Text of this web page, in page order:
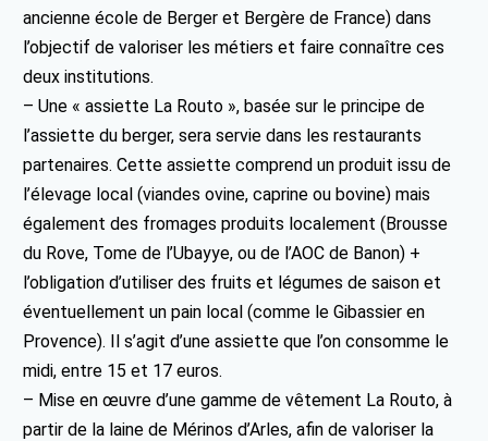
ancienne école de Berger et Bergère de France) dans
l’objectif de valoriser les métiers et faire connaître ces
deux institutions.
– Une « assiette La Routo », basée sur le principe de
l’assiette du berger, sera servie dans les restaurants
partenaires. Cette assiette comprend un produit issu de
l’élevage local (viandes ovine, caprine ou bovine) mais
également des fromages produits localement (Brousse
du Rove, Tome de l’Ubayye, ou de l’AOC de Banon) +
l’obligation d’utiliser des fruits et légumes de saison et
éventuellement un pain local (comme le Gibassier en
Provence). Il s’agit d’une assiette que l’on consomme le
midi, entre 15 et 17 euros.
– Mise en œuvre d’une gamme de vêtement La Routo, à
partir de la laine de Mérinos d’Arles, afin de valoriser la